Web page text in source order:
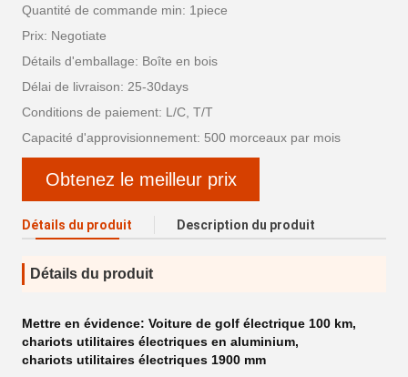
Quantité de commande min: 1piece
Prix: Negotiate
Détails d'emballage: Boîte en bois
Délai de livraison: 25-30days
Conditions de paiement: L/C, T/T
Capacité d'approvisionnement: 500 morceaux par mois
Obtenez le meilleur prix
Détails du produit Description du produit
Détails du produit
Mettre en évidence: Voiture de golf électrique 100 km,
chariots utilitaires électriques en aluminium,
chariots utilitaires électriques 1900 mm